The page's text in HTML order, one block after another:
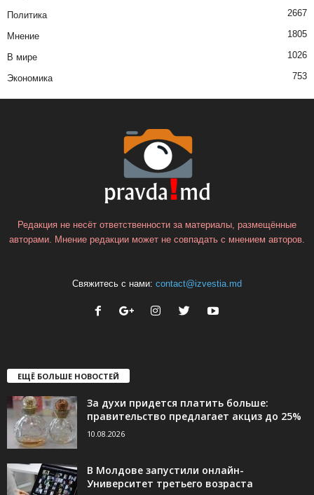
Политика 2667
Мнение 1805
В мире 1026
Экономика 753
Редакция не несёт ответственности за материалы, размещённые
авторами. Мнение редакции может не совпадать с мнением авторов.
Свяжитесь с нами: contact@izvestia.md
ЕЩЁ БОЛЬШЕ НОВОСТЕЙ
За духи придется платить больше:
правительство предлагает акциз до 25%
10.08.2026
В Молдове запустили онлайн-
Университет третьего возраста